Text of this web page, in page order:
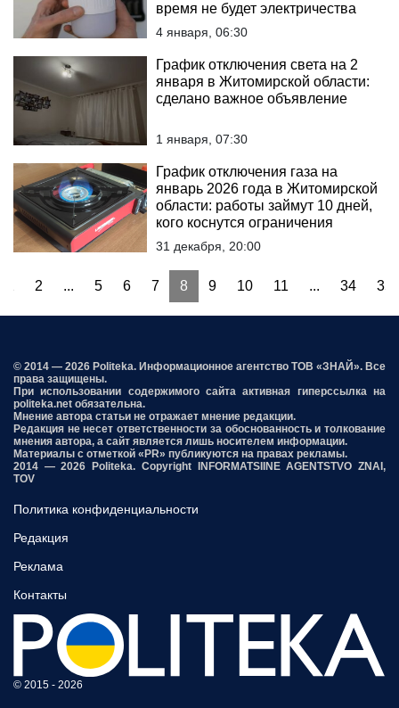
время не будет электричества
4 января, 06:30
График отключения света на 2
января в Житомирской области:
сделано важное объявление
1 января, 07:30
График отключения газа на
январь 2026 года в Житомирской
области: работы займут 10 дней,
кого коснутся ограничения
31 декабря, 20:00
2 ... 5 6 7 8 9 10 11 ... 34 35
© 2014 — 2026 Politeka. Информационное агентство ТОВ «ЗНАЙ». Все
права защищены.
При использовании содержимого сайта активная гиперссылка на
politeka.net обязательна.
Мнение автора статьи не отражает мнение редакции.
Редакция не несет ответственности за обоснованность и толкование
мнения автора, а сайт является лишь носителем информации.
Материалы с отметкой «PR» публикуются на правах рекламы.
2014 — 2026 Politeka. Copyright INFORMATSIINE AGENTSTVO ZNAI,
TOV
Политика конфиденциальности
Редакция
Реклама
Контакты
© 2015 - 2026